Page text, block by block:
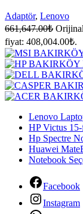
Adaptör, Lenovo
661,647.00₺
fiyat: 408,004.00₺.
Lenovo
HP Victus
Hp Spectre
Huawei
Notebook
Facebook
Instagram